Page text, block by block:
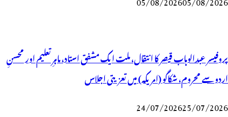
پروفیسر عبدالوہاب قیصر کا انتقال، ملت ایک مشفق استاد، ماہرِتعلیم اور محسنِ
اردو سے محروم، شکاگو (امریکہ) میں تعزیتی اجلاس
24/07/202625/07/2026